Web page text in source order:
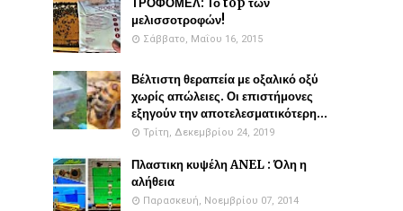
ΤΡΟΦΟΜΕΛ: Το top των
μελισσοτροφών!
Σάββατο, Μαΐου 16, 2015
Βέλτιστη θεραπεία με οξαλικό οξύ
χωρίς απώλειες. Οι επιστήμονες
εξηγούν την αποτελεσματικότερη...
Τρίτη, Δεκεμβρίου 24, 2019
Πλαστικη κυψέλη ANEL : Όλη η
αλήθεια
Παρασκευή, Νοεμβρίου 07, 2014